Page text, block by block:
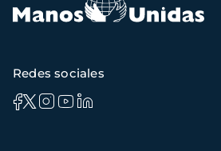
Redes sociales